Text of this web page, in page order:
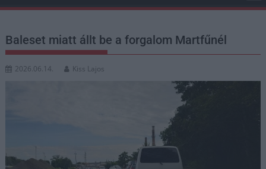
Baleset miatt állt be a forgalom Martfűnél
2026.06.14. Kiss Lajos